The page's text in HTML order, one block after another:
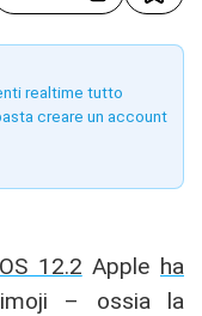
realtime tutto
creare un account
12.2 Apple ha
– ossia la